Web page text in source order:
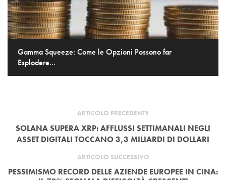
Gamma Squeeze: Come le Opzioni Possono far
Esplodere...
ARTICOLO PRECEDENTE
SOLANA SUPERA XRP: AFFLUSSI SETTIMANALI NEGLI
ASSET DIGITALI TOCCANO 3,3 MILIARDI DI DOLLARI
ARTICOLO SUCCESSIVO
PESSIMISMO RECORD DELLE AZIENDE EUROPEE IN CINA: